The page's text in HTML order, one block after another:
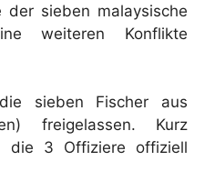
der sieben malaysische
weiteren Konflikte
sieben Fischer aus
freigelassen. Kurz
die 3 Offiziere offiziell